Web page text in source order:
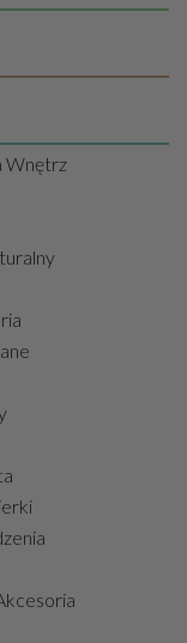
Wnętrz